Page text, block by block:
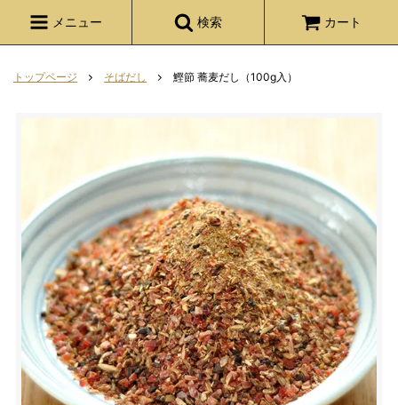
メニュー 検索 カート
トップページ そばだし 鰹節 蕎麦だし（100g入）